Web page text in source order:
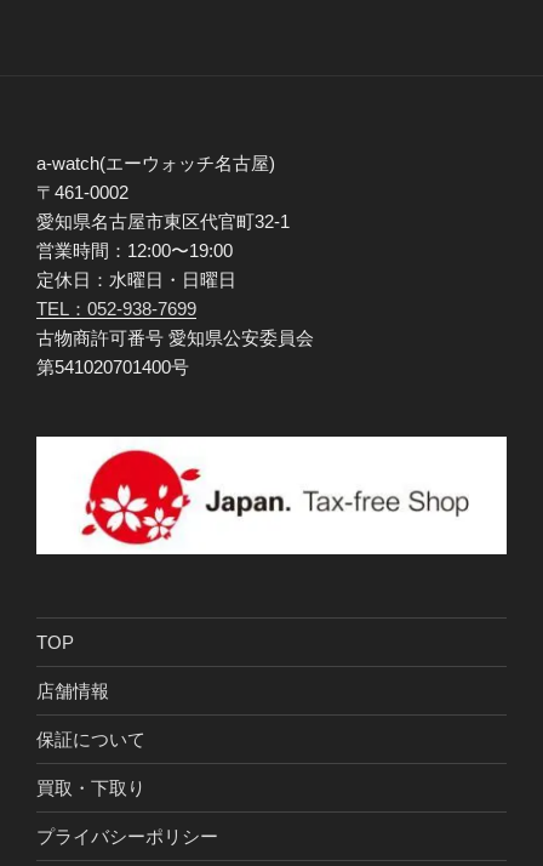
a-watch(エーウォッチ名古屋)
〒461-0002
愛知県名古屋市東区代官町32-1
営業時間：12:00〜19:00
定休日：水曜日・日曜日
TEL：052-938-7699
古物商許可番号 愛知県公安委員会
第541020701400号
TOP
店舗情報
保証について
買取・下取り
プライバシーポリシー